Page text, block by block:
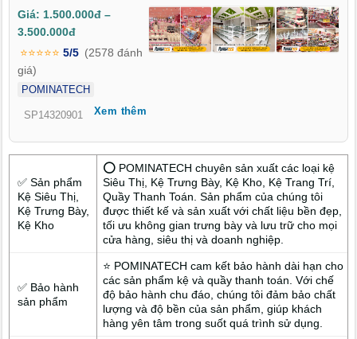
theo mùa, khiến việc lựa chọn kệ trưng bày không thể làm theo
cách rập khuôn. Đó là lý do nhiều chủ cửa hàng tìm đến Xưởng
Sản Xuất Kệ Trưng Bày Tại P. Sóc Trăng Tp. Cần Thơ Uy Tín
Giá Rẻ để có giải pháp kệ linh hoạt, dễ thay đổi cách trưng bày
mà vẫn đảm bảo chi phí hợp lý. Thay vì mua kệ cố định khó
xoay chuyển, nhiều cửa hàng tại Sóc Trăng ưu tiên làm việc
trực tiếp với POMINATECH – xưởng sản xuất kệ trưng bày hơn
Giá: 1.500.000đ –
3.500.000đ
⭐⭐⭐⭐⭐ 5/5 (2578 đánh
giá)
POMINATECH
SP14320901 Xem thêm
✅ Sản phẩm
Kệ Siêu Thị,
Kệ Trưng Bày,
Kệ Kho
⭕ POMINATECH chuyên sản xuất các loại kệ
Siêu Thị, Kệ Trưng Bày, Kệ Kho, Kệ Trang Trí,
Quầy Thanh Toán. Sản phẩm của chúng tôi
được thiết kế và sản xuất với chất liệu bền đẹp,
tối ưu không gian trưng bày và lưu trữ cho mọi
cửa hàng, siêu thị và doanh nghiệp.
✅ Bảo hành
sản phẩm
⭐ POMINATECH cam kết bảo hành dài hạn cho
các sản phẩm kệ và quầy thanh toán. Với chế
độ bảo hành chu đáo, chúng tôi đảm bảo chất
lượng và độ bền của sản phẩm, giúp khách
hàng yên tâm trong suốt quá trình sử dụng.